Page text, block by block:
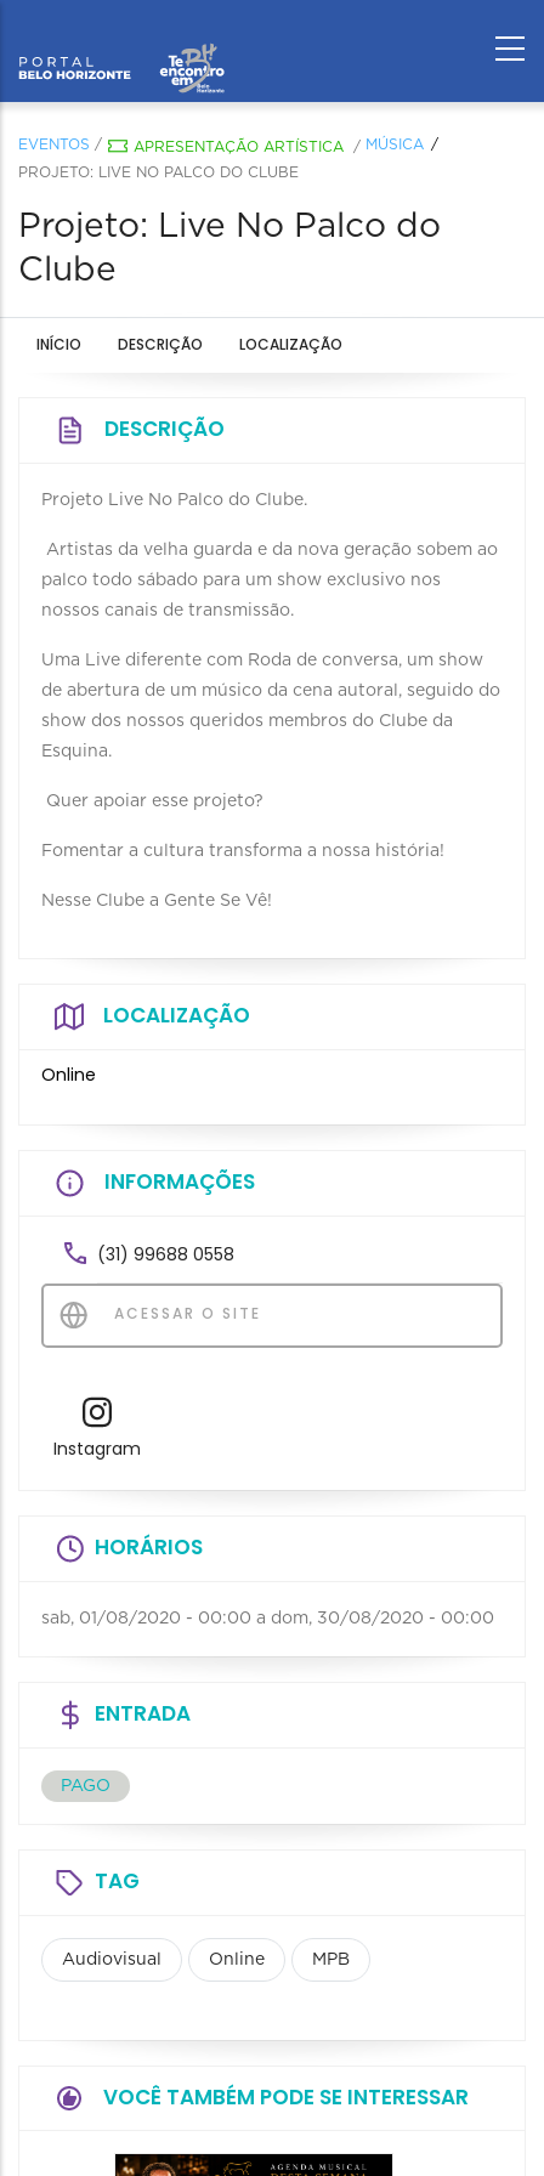
EVENTOS / APRESENTAÇÃO ARTÍSTICA / MÚSICA
PROJETO: LIVE NO PALCO DO CLUBE
Projeto: Live No Palco do
Clube
INÍCIO DESCRIÇÃO LOCALIZAÇÃO
DESCRIÇÃO
Projeto Live No Palco do Clube.
Artistas da velha guarda e da nova geração sobem ao
palco todo sábado para um show exclusivo nos
nossos canais de transmissão.
Uma Live diferente com Roda de conversa, um show
de abertura de um músico da cena autoral, seguido do
show dos nossos queridos membros do Clube da
Esquina.
Quer apoiar esse projeto?
Fomentar a cultura transforma a nossa história!
Nesse Clube a Gente Se Vê!
LOCALIZAÇÃO
Online
INFORMAÇÕES
(31) 99688 0558
ACESSAR O SITE
Instagram
HORÁRIOS
sab, 01/08/2020 - 00:00 a dom, 30/08/2020 - 00:00
ENTRADA
PAGO
TAG
Audiovisual Online MPB
VOCÊ TAMBÉM PODE SE INTERESSAR